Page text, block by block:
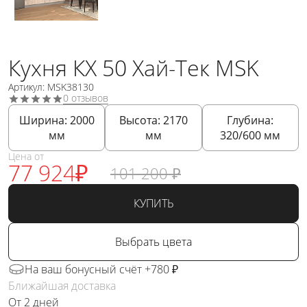
Кухня КХ 50 Хай-Тек MSK
Артикул: MSK38130
0 отзывов
Ширина: 2000
мм
Высота: 2170
мм
Глубина:
320/600 мм
Цена от
77 924₽ 101 200 ₽
КУПИТЬ
Выбрать цвета
На ваш бонусный счёт +780 ₽
Ближайшая доставка
От 2 дней